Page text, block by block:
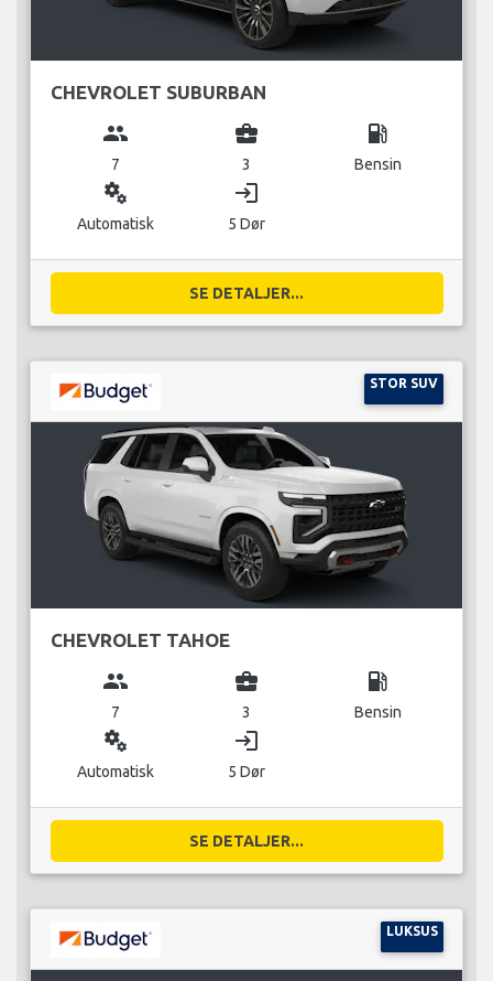
CHEVROLET SUBURBAN
group
7
business_center
3
local_gas_station
Bensin
miscellaneous_services
Automatisk
login
5 Dør
SE DETALJER...
STOR SUV
CHEVROLET TAHOE
group
7
business_center
3
local_gas_station
Bensin
miscellaneous_services
Automatisk
login
5 Dør
SE DETALJER...
LUKSUS